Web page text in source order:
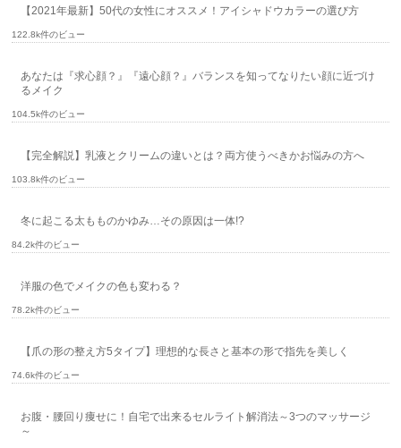
【2021年最新】50代の女性にオススメ！アイシャドウカラーの選び方
122.8k件のビュー
あなたは『求心顔？』『遠心顔？』バランスを知ってなりたい顔に近づけ
るメイク
104.5k件のビュー
【完全解説】乳液とクリームの違いとは？両方使うべきかお悩みの方へ
103.8k件のビュー
冬に起こる太もものかゆみ…その原因は一体!?
84.2k件のビュー
洋服の色でメイクの色も変わる？
78.2k件のビュー
【爪の形の整え方5タイプ】理想的な長さと基本の形で指先を美しく
74.6k件のビュー
お腹・腰回り痩せに！自宅で出来るセルライト解消法～3つのマッサージ
～